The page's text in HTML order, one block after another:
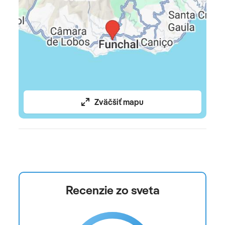
Animácia a zábava
Živá kapela/-Music
Detský bazén: bez poplatku
Ohrievač fliaš: zadarmo
Baby phone: zadarmo
Ubytovanie
Standard Garden View, Dvojlôžková izba, výhľad na
type izby: 1, rozdelenie takto: kombinovaná obývacia
Zväčšiť mapu
Recenzie zo sveta